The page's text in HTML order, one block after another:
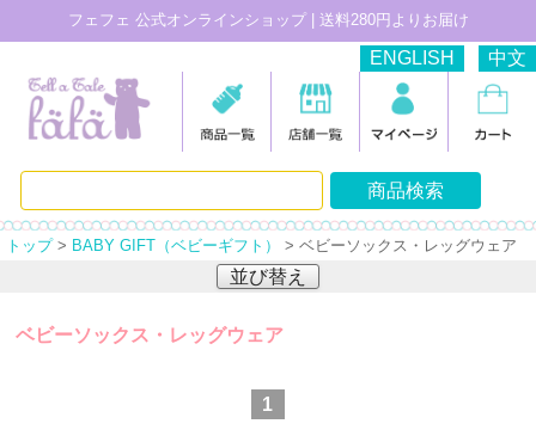
フェフェ 公式オンラインショップ | 送料280円よりお届け
ENGLISH 中文
トップ> BABY GIFT（ベビーギフト） > ベビーソックス・レッグウェア
並び替え
ベビーソックス・レッグウェア
1